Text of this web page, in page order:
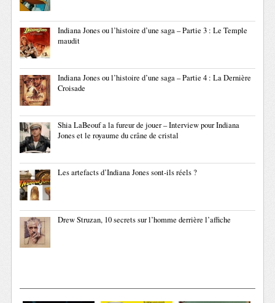
Indiana Jones ou l’histoire d’une saga – Partie 3 : Le Temple
maudit
Indiana Jones ou l’histoire d’une saga – Partie 4 : La Dernière
Croisade
Shia LaBeouf a la fureur de jouer – Interview pour Indiana
Jones et le royaume du crâne de cristal
Les artefacts d’Indiana Jones sont-ils réels ?
Drew Struzan, 10 secrets sur l’homme derrière l’affiche